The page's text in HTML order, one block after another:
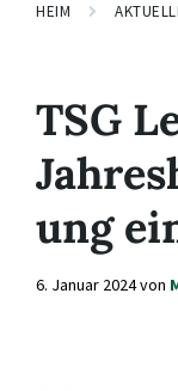
HEIM
TSG
ung
6. Januar 2024von